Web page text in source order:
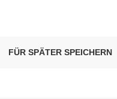
FÜR SPÄTER SPEICHERN